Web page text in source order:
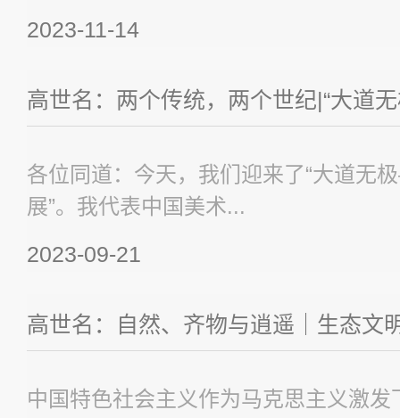
2023-11-14
高世名：两个传统，两个世纪|“大道
各位同道：今天，我们迎来了“大道
展”。我代表中国美术...
2023-09-21
高世名：自然、齐物与逍遥｜生态
中国特色社会主义作为马克思主义激发